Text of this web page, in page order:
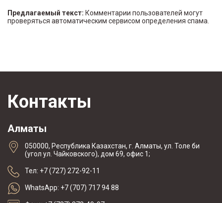
Предлагаемый текст: Комментарии пользователей могут
проверяться автоматическим сервисом определения спама.
Контакты
Алматы
050000, Республика Казахстан, г. Алматы, ул. Толе би
(угол ул. Чайковского), дом 69, офис 1;
Тел: +7 (727) 272-92-11
WhatsApp: +7 (707) 717 94 88